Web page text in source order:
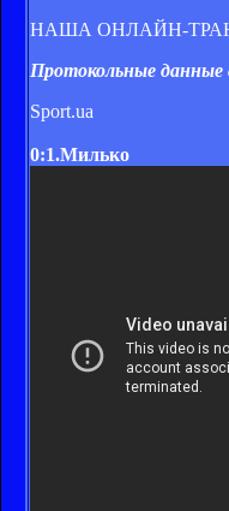
НАША ОНЛАЙН-
Протокольные
Sport.ua
0:1.Милько